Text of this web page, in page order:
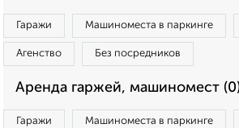
Гаражи Машиноместа в паркинге
Агенство Без посредников
Аренда гаржей, машиномест
Гаражи Машиноместа в паркинге